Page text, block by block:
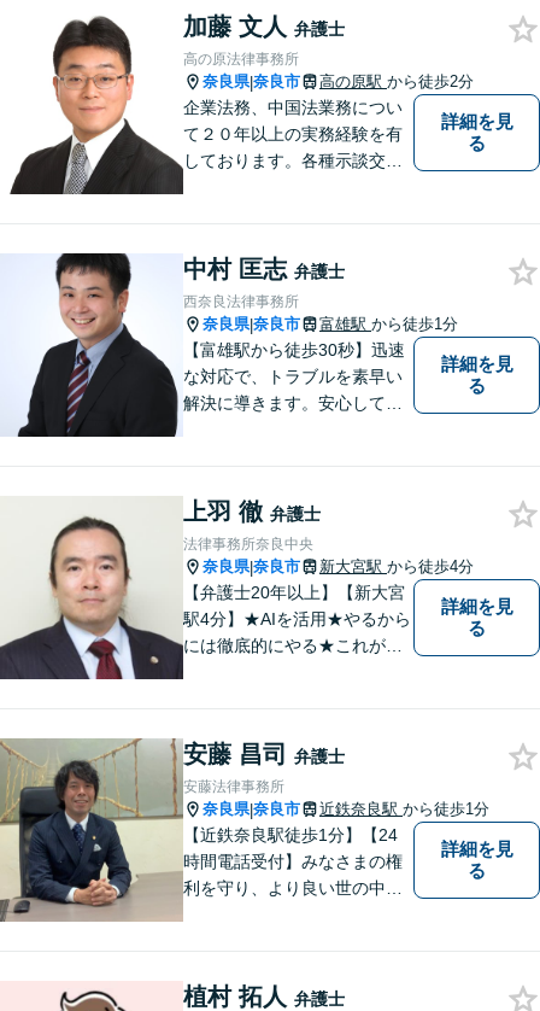
加藤 文人 弁護士
高の原法律事務所
奈良県|奈良市 高の原駅 から徒歩2分
企業法務、中国法業務につい
て２０年以上の実務経験を有
しております。各種示談交
詳細を見
る
中村 匡志 弁護士
西奈良法律事務所
奈良県|奈良市 富雄駅 から徒歩1分
【富雄駅から徒歩30秒】迅速
な対応で、トラブルを素早い
解決に導きます。安心して話
続・遺言・交通事故・借金・
債務整理などはお任せくださ
い。
詳細を見
る
上羽 徹 弁護士
法律事務所奈良中央
奈良県|奈良市 新大宮駅 から徒歩4分
【弁護士20年以上】【新大宮
駅4分】★AIを活用★やるから
には徹底的にやる★これが私
も惜しみません！「不安を安
心に」丁寧にサポートしま
す。お気軽にご相談ください
詳細を見
る
安藤 昌司 弁護士
安藤法律事務所
奈良県|奈良市 近鉄奈良駅 から徒歩1分
【近鉄奈良駅徒歩1分】【24
時間電話受付】みなさまの権
利を守り、より良い世の中に
ています。法律トラブルでお
詳細を見
る
植村 拓人 弁護士